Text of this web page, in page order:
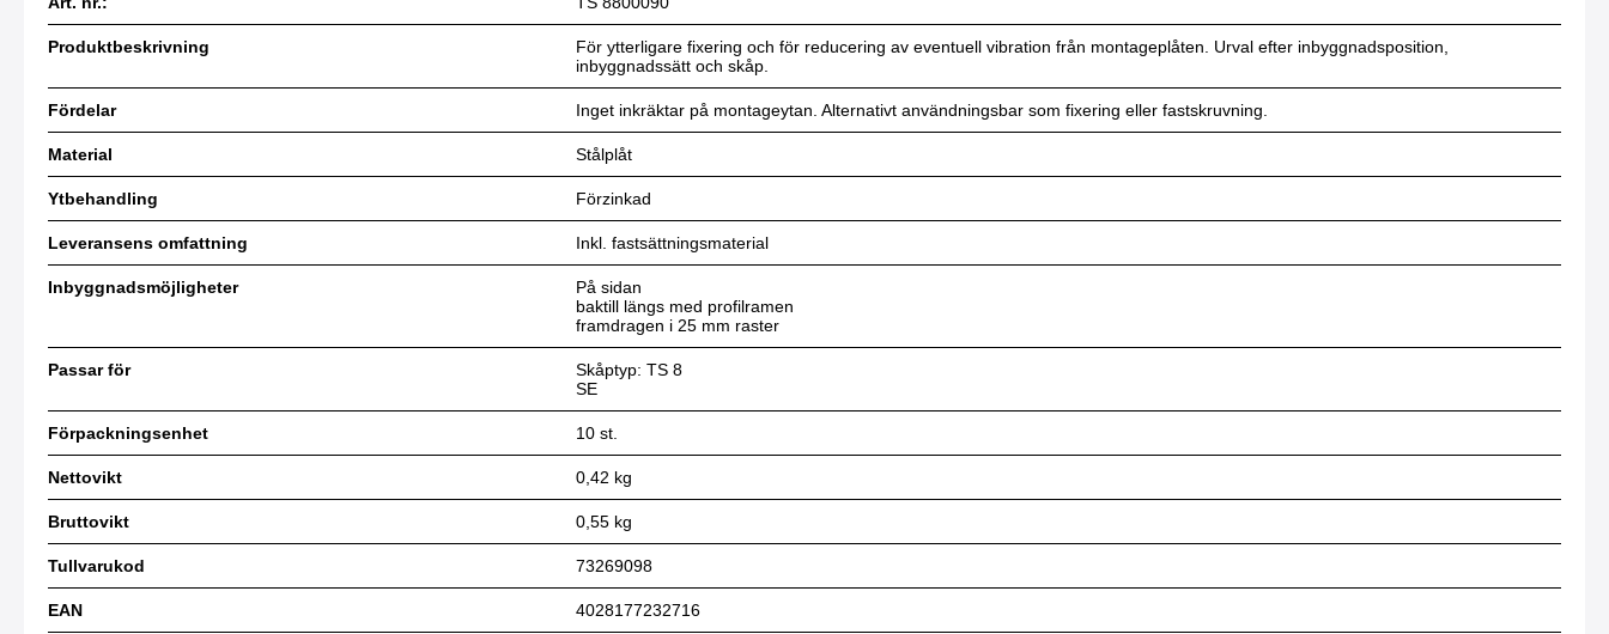
Produktbeskrivning
För ytterligare fixering och för reducering av eventuell vibration från montageplåten. Urval efter inbyggnadsposition,
inbyggnadssätt och skåp.
Fördelar Inget inkräktar på montageytan. Alternativt användningsbar som fixering eller fastskruvning.
Material Stålplåt
Ytbehandling Förzinkad
Leveransens omfattning Inkl. fastsättningsmaterial
Inbyggnadsmöjligheter
På sidan
baktill längs med profilramen
framdragen i 25 mm raster
Passar för
Skåptyp: TS 8
SE
Förpackningsenhet 10 st.
Nettovikt 0,42 kg
Bruttovikt 0,55 kg
Tullvarukod 73269098
EAN 4028177232716